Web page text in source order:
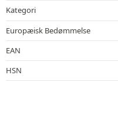
Kategori
Europæisk Bedømmelse
EAN
HSN